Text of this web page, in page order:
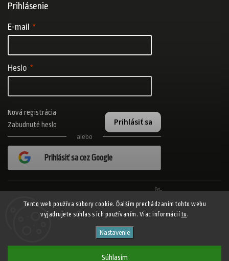
Tento web používa súbory cookie. Ďalším prechádzaním tohto webu
vyjadrujete súhlas s ich používaním. Viac informácií tu .
Nastavenie
Súhlasím
Prihlásenie
E-mail
Heslo
Prihlásiť sa
Nová registrácia
Zabudnuté heslo
alebo
Prihlásiť sa cez Google
ADISPORT.sk - adidas online športový obchod
práva vyhradené.